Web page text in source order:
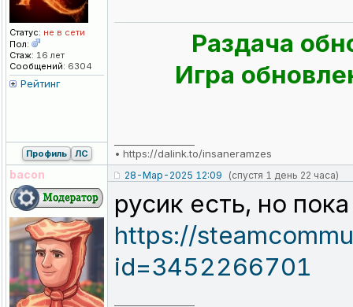
Статус: не в сети
Пол:
Стаж: 16 лет
Сообщений: 6304
Рейтинг
Раздача
Игра
• https://dalink.to/insaneramzes
Профиль ЛС
bacon 28-Мар-2025 12:09 (спустя 1 день 22 часа)
русик есть, но
https://
id=3452266701